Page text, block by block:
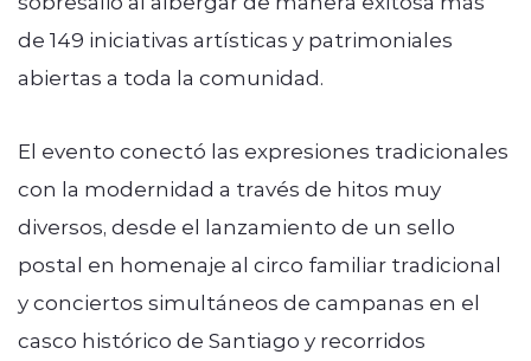
de 149 iniciativas artísticas y patrimoniales
abiertas a toda la comunidad.
El evento conectó las expresiones tradicionales
con la modernidad a través de hitos muy
diversos, desde el lanzamiento de un sello
postal en homenaje al circo familiar tradicional
y conciertos simultáneos de campanas en el
casco histórico de Santiago y recorridos